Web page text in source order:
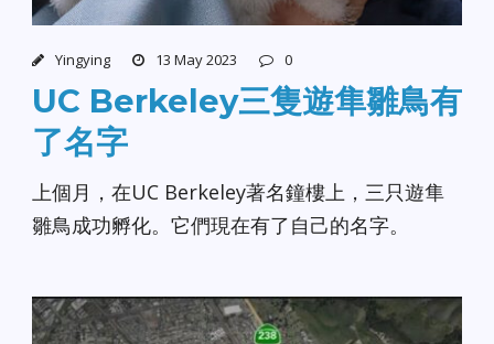
Yingying 13 May 2023 0
UC Berkeley三隻遊隼雛鳥有
了名字
上個月，在UC Berkeley著名鐘樓上，三只遊隼
雛鳥成功孵化。它們現在有了自己的名字。